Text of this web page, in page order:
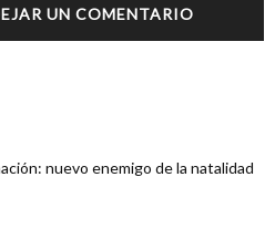
UN COMENTARIO
nuevo enemigo de la natalidad